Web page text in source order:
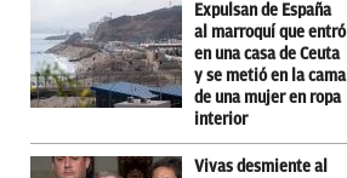
Expulsan de España
al marroquí que entró
en una casa de Ceuta
y se metió en la cama
de una mujer en ropa
interior
Vivas desmiente al